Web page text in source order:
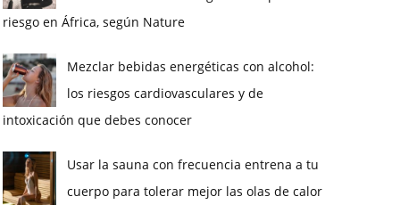
riesgo en África, según Nature
Mezclar bebidas energéticas con alcohol:
los riesgos cardiovasculares y de
intoxicación que debes conocer
Usar la sauna con frecuencia entrena a tu
cuerpo para tolerar mejor las olas de calor